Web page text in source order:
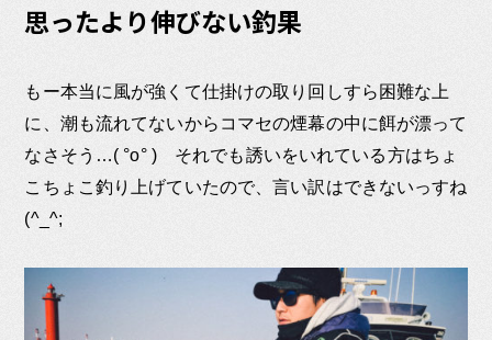
思ったより伸びない釣果
もー本当に風が強くて仕掛けの取り回しすら困難な上
に、潮も流れてないからコマセの煙幕の中に餌が漂って
なさそう…( °o° ) それでも誘いをいれている方はちょ
こちょこ釣り上げていたので、言い訳はできないっすね
(^_^;